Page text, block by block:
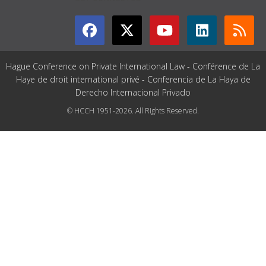
Hague Conference on Private International Law - Conférence de La
Haye de droit international privé - Conferencia de La Haya de
Derecho Internacional Privado
© HCCH 1951-2026. All Rights Reserved.